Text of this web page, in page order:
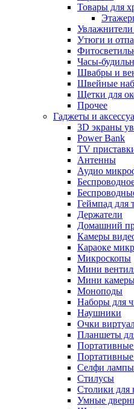
Товары для
Увлажнители
Утюги и
Часы-
Швабры и
Швейные
Щетки для
Прочее
Гаджеты и
3D экраны
Power Bank
TV
Антенны
Аудио
Геймпад для
Держатели
Домашний
Камеры
Караоке
Микроскопы
Мини
Мини
Моноподы
Наборы для
Наушники
Очки
Планшеты
Селфи лампы
Стилусы
Столики для
Умные